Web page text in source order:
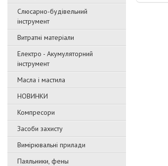
Слюсарно-будівельний
інструмент
Витратні матеріали
Електро - Акумуляторний
інструмент
Масла і мастила
НОВИНКИ
Компресори
Засоби захисту
Вимірювальні прилади
Паяльники, фены